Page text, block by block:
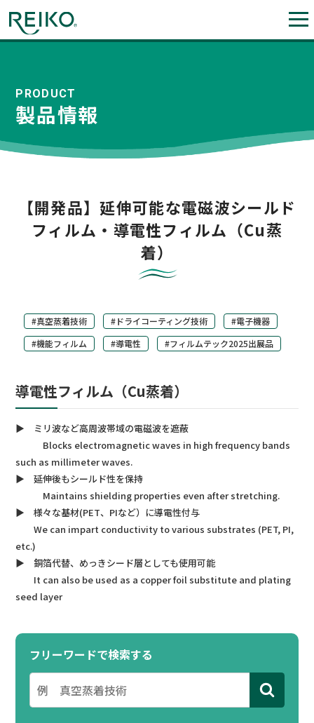
PRODUCT
製品情報
【開発品】延伸可能な電磁波シールド
フィルム・導電性フィルム（Cu蒸
着）
#真空蒸着技術 #ドライコーティング技術
#電子機器
#機能フィルム
#導電性 #フィルムテック2025出展品
導電性フィルム（Cu蒸着）
▶ ミリ波など高周波帯域の電磁波を遮蔽
Blocks electromagnetic waves in high frequency bands
such as millimeter waves.
▶ 延伸後もシールド性を保持
Maintains shielding properties even after stretching.
▶ 様々な基材(PET、PIなど）に導電性付与
We can impart conductivity to various substrates (PET, PI,
etc.)
▶ 銅箔代替、めっきシード層としても使用可能
It can also be used as a copper foil substitute and plating
seed layer
フリーワードで検索する